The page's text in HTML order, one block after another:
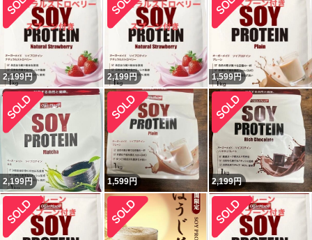
2,199円 2,199円 1,599円
2,199円 1,599円 2,199円